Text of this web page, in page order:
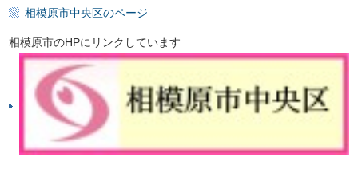
相模原市中央区のページ
相模原市のHPにリンクしています